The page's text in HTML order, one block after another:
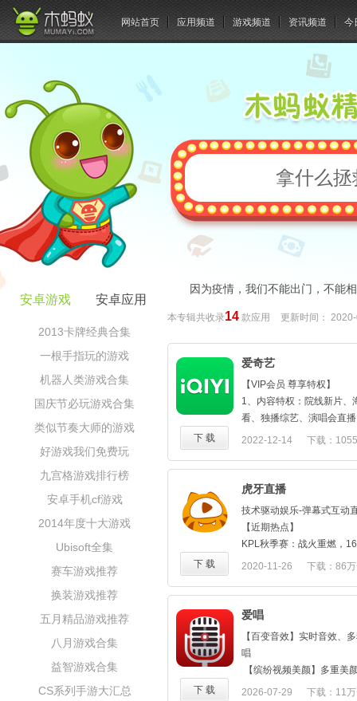
网站首页 应用频道 游戏频道 资讯频道 今
拿什么
安卓游戏 安卓应用
2013卡牌经典合集
一根手指玩的游戏
机器人类游戏合集
国庆节必玩游戏合集
类似节奏大师的游戏
好游戏我们免费玩
九宫格游戏排行榜
安卓手机cf游戏
2014年度十大游戏
Ubisoft全集
赛车游戏推荐
换装游戏推荐
五月精品游戏推荐
八月游戏合集
益智游戏合集
CS系列手游大汇总
因为疫情，我们不能出门，不能
本专辑共收录14 款应用 更新时间：
爱奇艺
【VIP会员 尊享特权】
1、内容特权：院线新片、
看、独播综艺、演唱会直
点播券、畅读小说。
杜比全景声、杜比视界、
频加长截取、下载加速、
3、身份特权：免费升级星
享多会员、尊贵标识、尊
客服、等级权益红包、赠
起看、齐享会员卡。
4、生活特权：每日福利、
屏设备优惠、联名卡特惠
影团、明星见面会、参与
【独播热播 给你想要】
全新剧集实时看：警察荣
2022-12-14 下载：
95.40M
下 载
虎牙直播
技术驱动娱乐-弹幕式互动
【近期热点】
KPL秋季赛：战火重燃，
剑指银龙，来虎牙一起见
四大频道：网游竞技、单
休闲
秀、云顶之弈、逃离塔科
夜、穿越火线、地下城与
走棋、荒野大镖客、我的
锋
2020-11-26 下载：86
下 载
爱唱
【百变音效】实时音效、
唱
【缤纷视频美颜】多重美
你挑选；嫩肤、大眼、瘦
2026-07-29 下载：11
下 载